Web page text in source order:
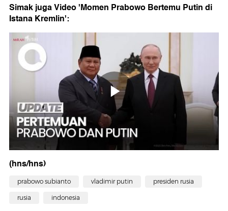
Simak juga Video 'Momen Prabowo Bertemu Putin di
Istana Kremlin':
(hns/hns)
prabowo subianto vladimir putin presiden rusia
rusia indonesia